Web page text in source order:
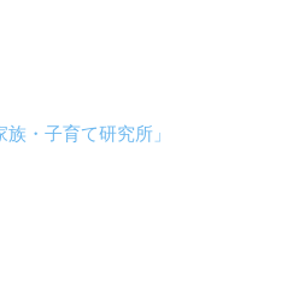
・子育て研究所」